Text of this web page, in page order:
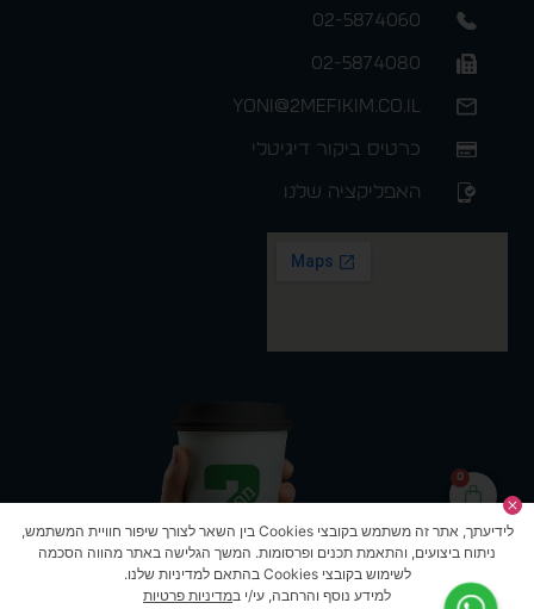
0
02-5874060
02-5874080
yoni@2mefikim.co.il
כרטיס ביקור דיגיטלי
האפליקציה שלנו
לידיעתך, אתר זה משתמש בקובצי Cookies בין השאר לצורך שיפור חוויית המשתמש,
ניתוח ביצועים, והתאמת תכנים ופרסומות. המשך הגלישה באתר מהווה הסכמה
לשימוש בקובצי Cookies בהתאם למדיניות שלנו.
למידע נוסף והרחבה, עי/י במדיניות פרטיות